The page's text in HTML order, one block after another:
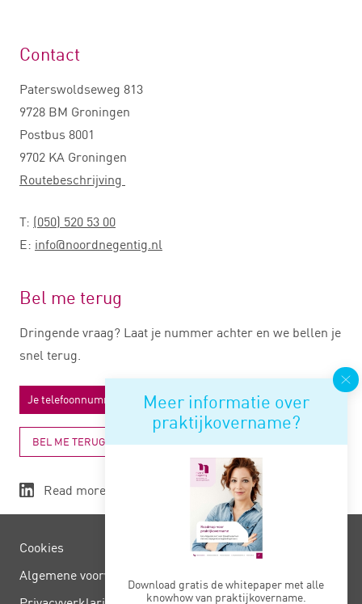
Meer informatie over
praktijkovername?
Download gratis de whitepaper met alle
knowhow van praktijkovername.
Contact
Paterswoldseweg 813
9728 BM Groningen
Postbus 8001
9702 KA Groningen
Routebeschrijving
T: (050) 520 53 00
E: info@noordnegentig.nl
Bel me terug
Dringende vraag? Laat je nummer achter en we bellen je
snel terug.
BEL ME TERUG
Read more
Cookies
Algemene voorwaarden